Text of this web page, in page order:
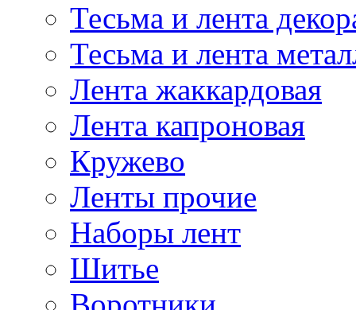
Тесьма и лента
Тесьма и лента
Лента жаккардовая
Лента капроновая
Кружево
Ленты прочие
Наборы лент
Шитье